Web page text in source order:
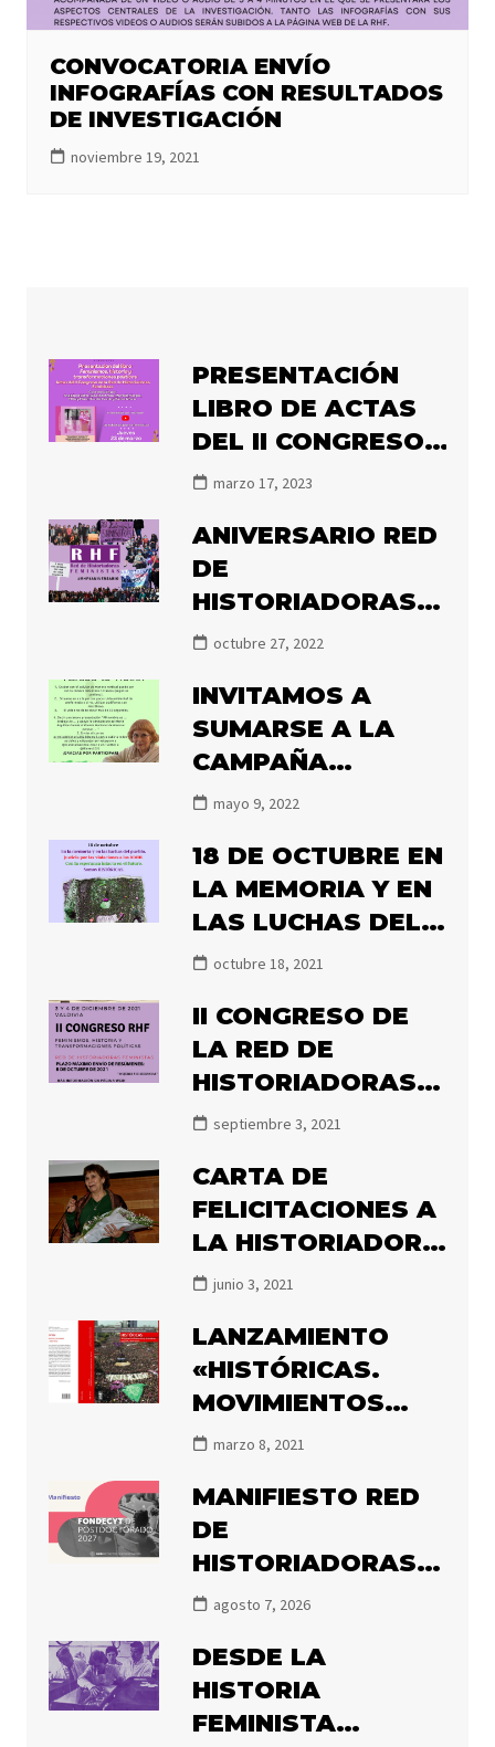
CONVOCATORIA ENVÍO
INFOGRAFÍAS CON RESULTADOS
DE INVESTIGACIÓN
noviembre 19, 2021
PRESENTACIÓN
LIBRO DE ACTAS
DEL II CONGRESO
DE LA RHF
HISTORIA Y
TRANSFORMACIÓN
POLÍTICA»
marzo 17, 2023
ANIVERSARIO RED
DE
HISTORIADORAS
FEMINISTAS
octubre 27, 2022
INVITAMOS A
SUMARSE A LA
CAMPAÑA
#ILLANESALNACIO
mayo 9, 2022
18 DE OCTUBRE EN
LA MEMORIA Y EN
LAS LUCHAS DEL
PUEBLO.
octubre 18, 2021
II CONGRESO DE
LA RED DE
HISTORIADORAS
FEMINISTAS 2021
septiembre 3, 2021
CARTA DE
FELICITACIONES A
LA HISTORIADORA
MARÍA ANGÉLICA
PREMIO ATENEA
2020
junio 3, 2021
LANZAMIENTO
«HISTÓRICAS.
MOVIMIENTOS
FEMINISTAS Y DE
CHILE, 1850-2020»
marzo 8, 2021
MANIFIESTO RED
DE
HISTORIADORAS
FEMINISTAS
PRIORITARIAS DE
CONCURSO
FONDECYT
agosto 7, 2026
DESDE LA
HISTORIA
FEMINISTA